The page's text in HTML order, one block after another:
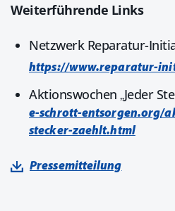
Weiterführende Links
Netzwerk Reparatur-
https://www.reparatur-
Aktionswochen „Jeder
e-schrott-entsorgen.org/
stecker-zaehlt.html
Pressemitteilung